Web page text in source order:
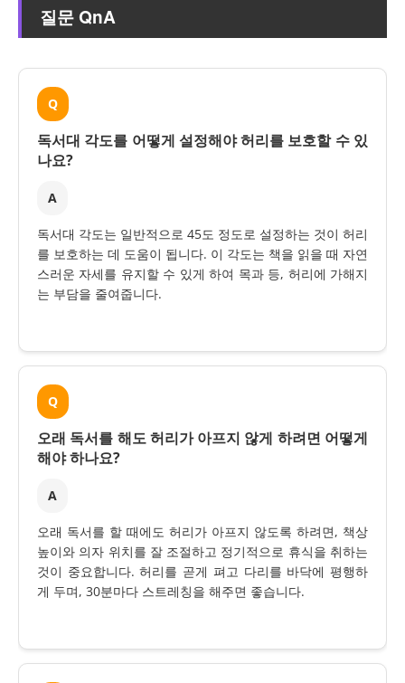
질문 QnA
Q
독서대 각도를 어떻게 설정해야 허리를 보호할 수 있
나요?
A
독서대 각도는 일반적으로 45도 정도로 설정하는 것이 허리
를 보호하는 데 도움이 됩니다. 이 각도는 책을 읽을 때 자연
스러운 자세를 유지할 수 있게 하여 목과 등, 허리에 가해지
는 부담을 줄여줍니다.
Q
오래 독서를 해도 허리가 아프지 않게 하려면 어떻게
해야 하나요?
A
오래 독서를 할 때에도 허리가 아프지 않도록 하려면, 책상
높이와 의자 위치를 잘 조절하고 정기적으로 휴식을 취하는
것이 중요합니다. 허리를 곧게 펴고 다리를 바닥에 평행하
게 두며, 30분마다 스트레칭을 해주면 좋습니다.